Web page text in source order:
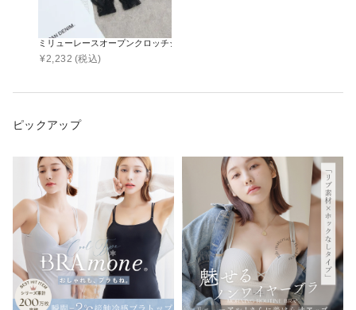
ミリューレースオープンクロッチショーツ【ショーツ単品】
¥2,232 (税込)
ピックアップ